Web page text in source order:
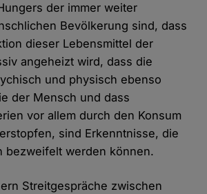
der immer weiter
Bevölkerung sind, dass
dieser Lebensmittel der
angeheizt wird, dass die
und physisch ebenso
der Mensch und dass
vor allem durch den Konsum
sind Erkenntnisse, die
bezweifelt werden können.
Streitgespräche zwischen